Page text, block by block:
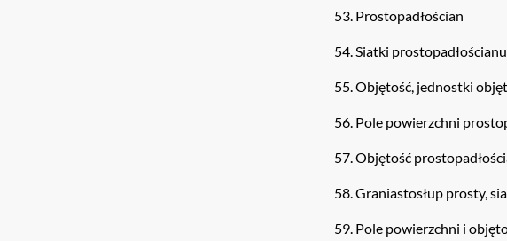
53. Prostopadłościan
54. Siatki prostopadłościanu
55. Objętość, jednostki
56. Pole powierzchni
57. Objętość
58. Graniastosłup prosty,
59. Pole powierzchni i